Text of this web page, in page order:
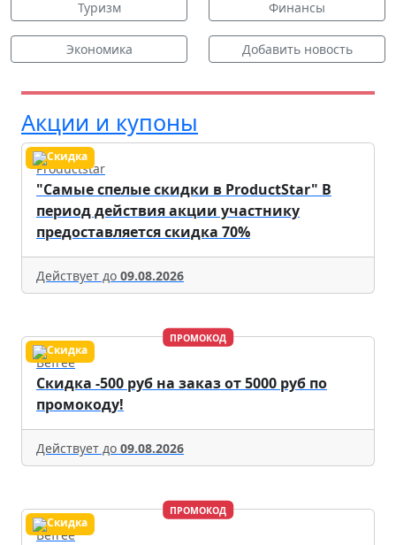
Туризм Финансы
Экономика Добавить новость
Акции и купоны
Productstar
"Самые спелые скидки в ProductStar" В
период действия акции участнику
предоставляется скидка 70%
Действует до 09.08.2026
ПРОМОКОД
Befree
Скидка -500 руб на заказ от 5000 руб по
промокоду!
Действует до 09.08.2026
ПРОМОКОД
Befree